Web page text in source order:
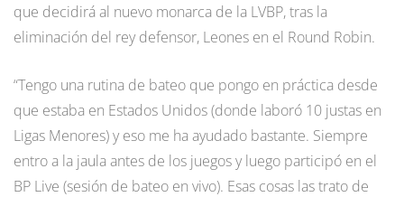
que decidirá al nuevo monarca de la LVBP, tras la
eliminación del rey defensor, Leones en el Round Robin.
“Tengo una rutina de bateo que pongo en práctica desde
que estaba en Estados Unidos (donde laboró 10 justas en
Ligas Menores) y eso me ha ayudado bastante. Siempre
entro a la jaula antes de los juegos y luego participó en el
BP Live (sesión de bateo en vivo). Esas cosas las trato de